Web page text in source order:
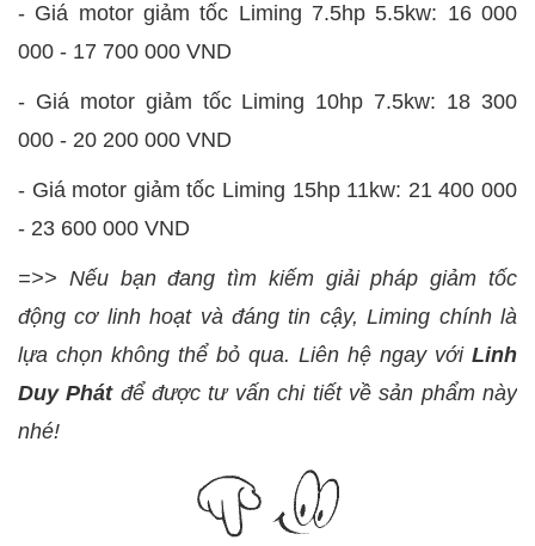
- Giá motor giảm tốc Liming 7.5hp 5.5kw: 16 000
000 - 17 700 000 VND
- Giá motor giảm tốc Liming 10hp 7.5kw: 18 300
000 - 20 200 000 VND
- Giá motor giảm tốc Liming 15hp 11kw: 21 400 000
- 23 600 000 VND
=>> Nếu bạn đang tìm kiếm giải pháp giảm tốc
động cơ linh hoạt và đáng tin cậy, Liming chính là
lựa chọn không thể bỏ qua. Liên hệ ngay với Linh
Duy Phátđể được tư vấn chi tiết về sản phẩm này
nhé!